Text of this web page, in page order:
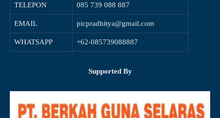
TELEPON 085 739 088 887
EMAIL picpradhitya@gmail.com
WHATSAPP +62-085739088887
Supported By